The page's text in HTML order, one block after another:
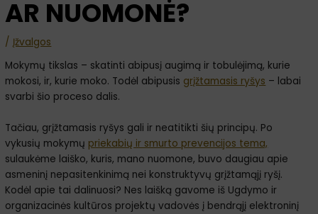
AR NUOMONĖ?
/ Įžvalgos
Mokymų tikslas – skatinti abipusį augimą ir tobulėjimą, kurie
mokosi, ir, kurie moko. Todėl abipusis grįžtamasis ryšys – labai
svarbi šio proceso dalis.
Tačiau, grįžtamasis ryšys gali ir neatitikti šių principų. Po
vykusių mokymų priekabių ir smurto prevencijos tema,
sulaukėme laiško, kuris, mano nuomone, buvo daugiau apie
asmeninį nepasitenkinimą nei konstruktyvų grįžtamąjį ryšį.
Kodėl apie tai dalinuosi? Nes laišką gavome iš Ugdymo ir
organizacinės kultūros projektų vadovės į bendrąjį elektroninį